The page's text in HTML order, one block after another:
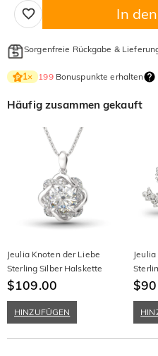
In
Sorgenfreie Rückgabe &
1× 199Bonuspunkte erhalten
Häufig zusammen gekauft
Jeulia Knoten der Liebe
Sterling Silber Halskette
$109.00
HINZUFÜGEN